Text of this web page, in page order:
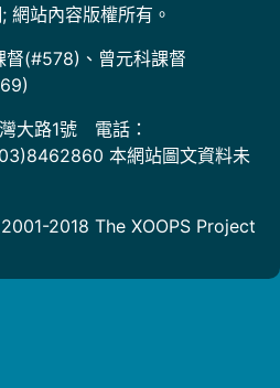
網站內容版權所有。
督(#578)、曾元科課督
大路1號 電話：
本網站圖文資料未
2018 The XOOPS Project